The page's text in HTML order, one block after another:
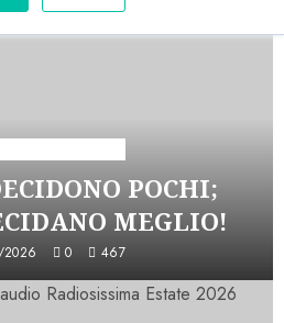
POCHI;
MEGLIO!
0 467